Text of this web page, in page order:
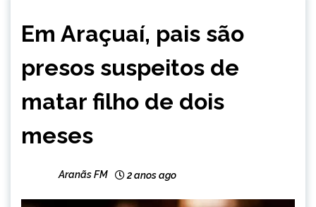
GERAIS
Em Araçuaí, pais são
presos suspeitos de
matar filho de dois
meses
Aranãs FM 2 anos ago